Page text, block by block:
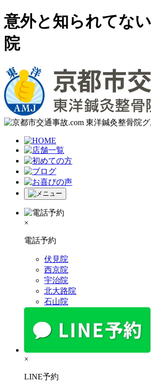
意外と知られて
院
×
電話予約
伏見院
西京院
宇治院
北大路院
石山院
×
LINE予約